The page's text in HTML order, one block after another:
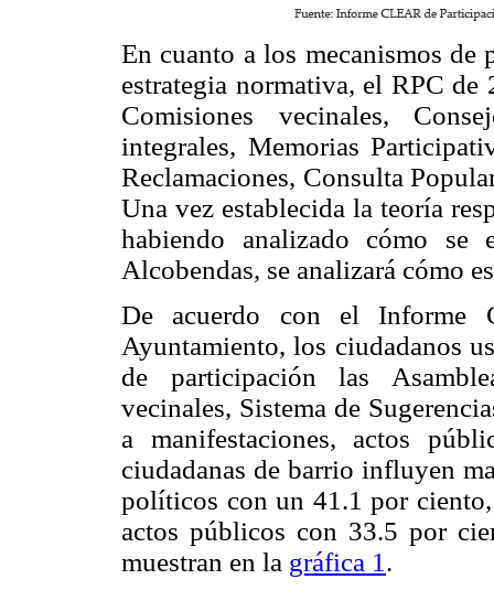
En cuanto a los mecanismos de
estrategia normativa, el RPC de
Comisiones vecinales,
integrales, Memorias
Reclamaciones, Consulta
Una vez establecida la teoría
habiendo analizado cómo se
Alcobendas, se analizará cómo
De acuerdo con el Informe
Ayuntamiento, los ciudadanos
de participación las
vecinales, Sistema de
a manifestaciones, actos
ciudadanas de barrio influyen
políticos con un 41.1 por
actos públicos con 33.5 por
muestran en la gráfica 1 .